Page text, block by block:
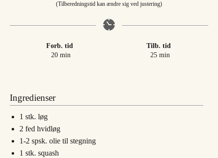
(Tilberedningstid kan ændre sig ved justering)
Forb. tid
20minutter
min
Tilb. tid
25minutter
min
Ingredienser
1 stk. løg
2 fed hvidløg
1-2 spsk. olie til stegning
1 stk. squash